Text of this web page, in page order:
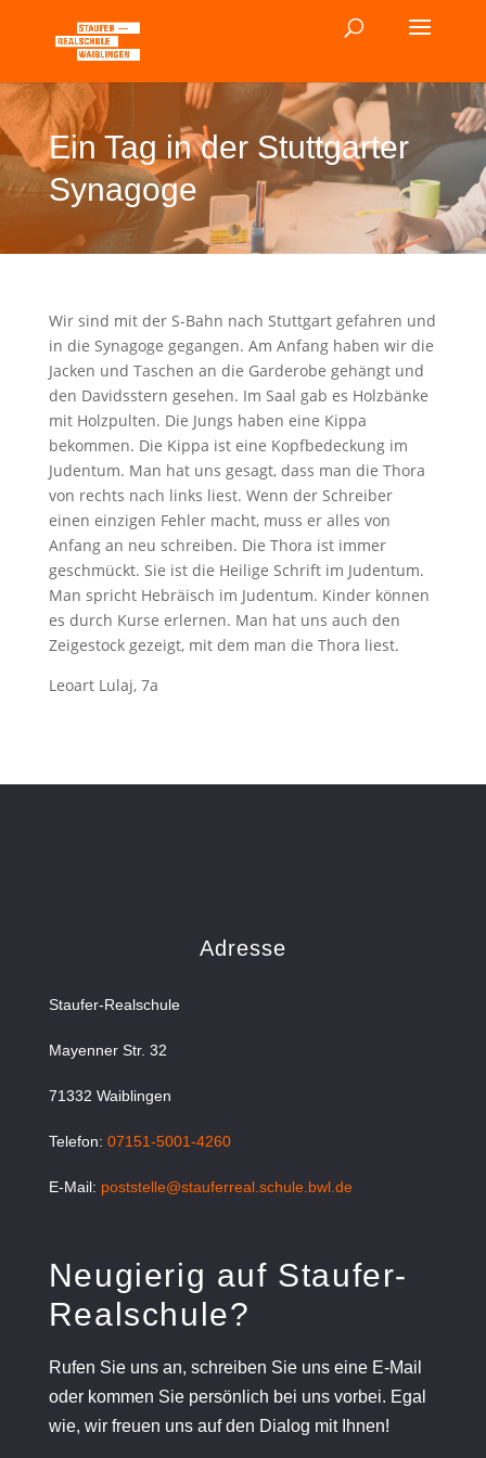
Ein Tag in der Stuttgarter
Synagoge
Wir sind mit der S-Bahn nach Stuttgart gefahren und
in die Synagoge gegangen. Am Anfang haben wir die
Jacken und Taschen an die Garderobe gehängt und
den Davidsstern gesehen. Im Saal gab es Holzbänke
mit Holzpulten. Die Jungs haben eine Kippa
bekommen. Die Kippa ist eine Kopfbedeckung im
Judentum. Man hat uns gesagt, dass man die Thora
von rechts nach links liest. Wenn der Schreiber
einen einzigen Fehler macht, muss er alles von
Anfang an neu schreiben. Die Thora ist immer
geschmückt. Sie ist die Heilige Schrift im Judentum.
Man spricht Hebräisch im Judentum. Kinder können
es durch Kurse erlernen. Man hat uns auch den
Zeigestock gezeigt, mit dem man die Thora liest.
Leoart Lulaj, 7a
Adresse
Staufer-Realschule
Mayenner Str. 32
71332 Waiblingen
Telefon: 07151-5001-4260
E-Mail: poststelle@stauferreal.schule.bwl.de
Neugierig auf Staufer-
Realschule?
Rufen Sie uns an, schreiben Sie uns eine E-Mail
oder kommen Sie persönlich bei uns vorbei. Egal
wie, wir freuen uns auf den Dialog mit Ihnen!